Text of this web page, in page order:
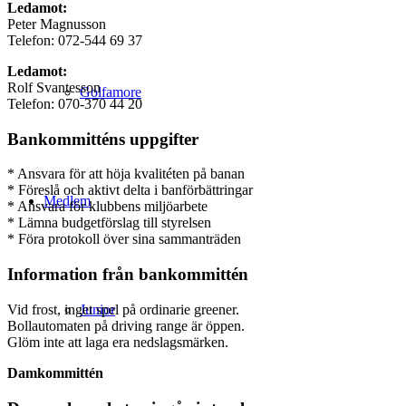
Golfamore
Medlem
Junior
Ledamot:
Peter Magnusson
Telefon: 072-544 69 37
Ledamot:
Rolf Svantesson
Telefon: 070-370 44 20
Bankommitténs uppgifter
* Ansvara för att höja kvalitéten på banan
* Föreslå och aktivt delta i banförbättringar
* Ansvara för klubbens miljöarbete
* Lämna budgetförslag till styrelsen
* Föra protokoll över sina sammanträden
Information från bankommittén
Vid frost, inget spel på ordinarie greener.
Bollautomaten på driving range är öppen.
Glöm inte att laga era nedslagsmärken.
Damkommittén